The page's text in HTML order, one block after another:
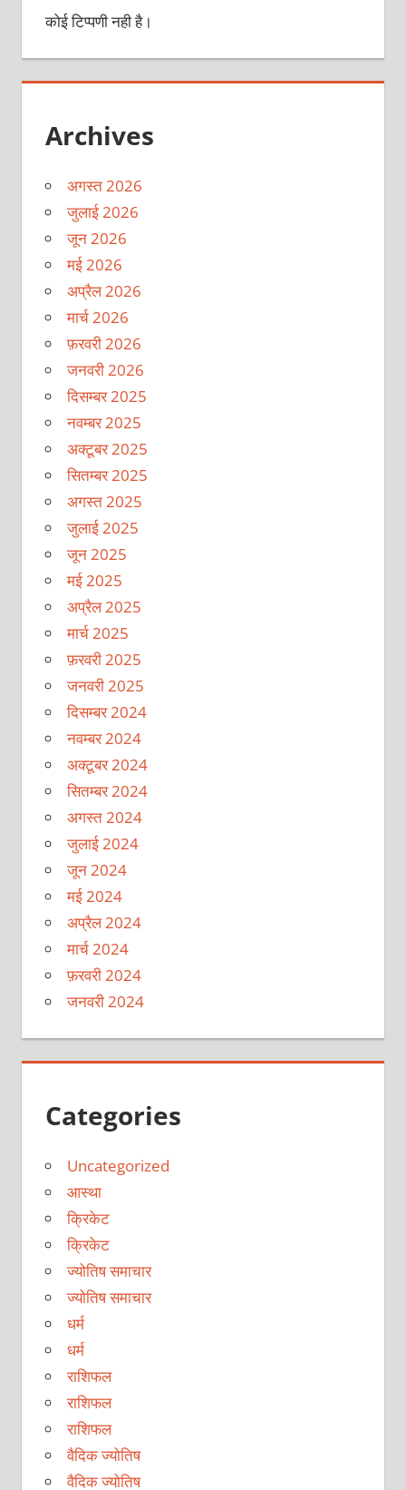
कोई टिप्पणी नही है।
Archives
अगस्त 2026
जुलाई 2026
जून 2026
मई 2026
अप्रैल 2026
मार्च 2026
फ़रवरी 2026
जनवरी 2026
दिसम्बर 2025
नवम्बर 2025
अक्टूबर 2025
सितम्बर 2025
अगस्त 2025
जुलाई 2025
जून 2025
मई 2025
अप्रैल 2025
मार्च 2025
फ़रवरी 2025
जनवरी 2025
दिसम्बर 2024
नवम्बर 2024
अक्टूबर 2024
सितम्बर 2024
अगस्त 2024
जुलाई 2024
जून 2024
मई 2024
अप्रैल 2024
मार्च 2024
फ़रवरी 2024
जनवरी 2024
Categories
Uncategorized
आस्था
क्रिकेट
क्रिकेट
ज्योतिष समाचार
ज्योतिष समाचार
धर्म
धर्म
राशिफल
राशिफल
राशिफल
वैदिक ज्योतिष
वैदिक ज्योतिष